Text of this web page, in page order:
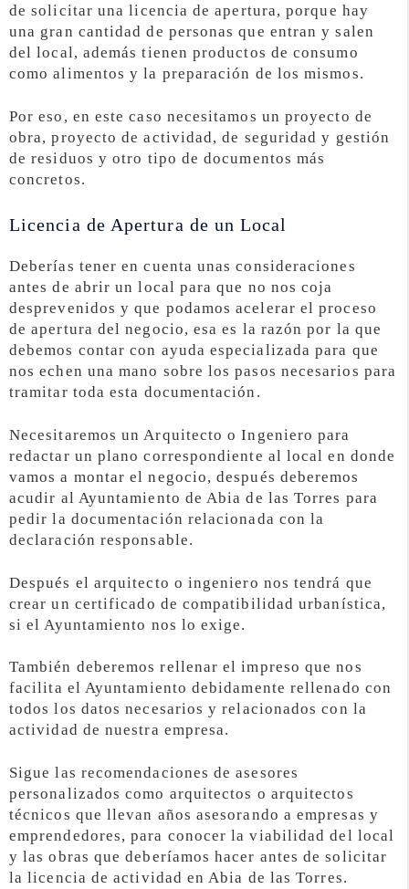
de solicitar una licencia de apertura, porque hay
una gran cantidad de personas que entran y salen
del local, además tienen productos de consumo
como alimentos y la preparación de los mismos.
Por eso, en este caso necesitamos un proyecto de
obra, proyecto de actividad, de seguridad y gestión
de residuos y otro tipo de documentos más
concretos.
Licencia de Apertura de un Local
Deberías tener en cuenta unas consideraciones
antes de abrir un local para que no nos coja
desprevenidos y que podamos acelerar el proceso
de apertura del negocio, esa es la razón por la que
debemos contar con ayuda especializada para que
nos echen una mano sobre los pasos necesarios para
tramitar toda esta documentación.
Necesitaremos un Arquitecto o Ingeniero para
redactar un plano correspondiente al local en donde
vamos a montar el negocio, después deberemos
acudir al Ayuntamiento de Abia de las Torres para
pedir la documentación relacionada con la
declaración responsable.
Después el arquitecto o ingeniero nos tendrá que
crear un certificado de compatibilidad urbanística,
si el Ayuntamiento nos lo exige.
También deberemos rellenar el impreso que nos
facilita el Ayuntamiento debidamente rellenado con
todos los datos necesarios y relacionados con la
actividad de nuestra empresa.
Sigue las recomendaciones de asesores
personalizados como arquitectos o arquitectos
técnicos que llevan años asesorando a empresas y
emprendedores, para conocer la viabilidad del local
y las obras que deberíamos hacer antes de solicitar
la licencia de actividad en Abia de las Torres.